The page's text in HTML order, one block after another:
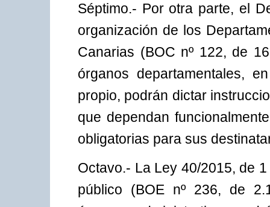
Séptimo.- Por otra parte, el
organización de los
Canarias (BOC nº 122, de
órganos departamentales,
propio, podrán dictar
que dependan
obligatorias para sus
Octavo.- La Ley 40/2015, de
público (BOE nº 236, de